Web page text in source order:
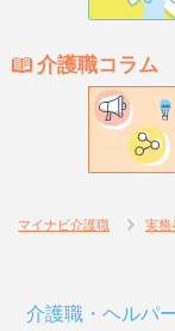
介護職コラム
マイナビ介護職 実務
介護職・ヘルパ